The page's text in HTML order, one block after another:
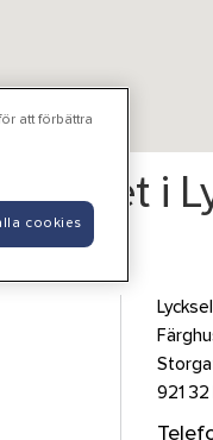
i
921 32
att förbättra
cookies